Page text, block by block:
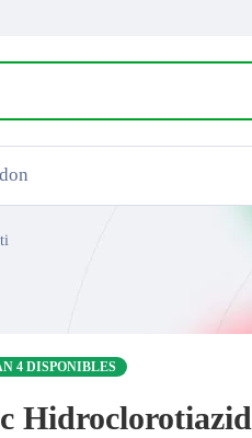
4 DISPONIBLES